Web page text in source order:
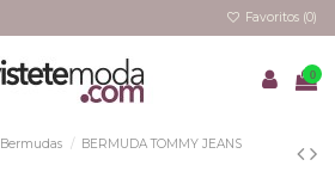
Favoritos (0)
0
Bermudas
BERMUDA TOMMY JEANS